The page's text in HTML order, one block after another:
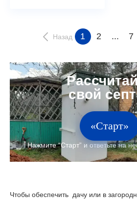
Назад 1 2 ... 7
«Старт»
Чтобы обеспечить дачу или в